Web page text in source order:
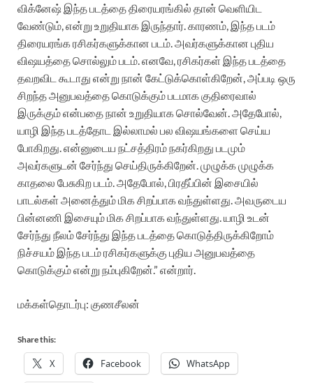
விக்னேஷ் இந்த படத்தை திரையரங்கில் தான் வெளியிட
வேண்டும், என்று உறுதியாக இருந்தார். காரணம், இந்த படம்
திரையரங்க ரசிகர்களுக்கான படம். அவர்களுக்கான புதிய
விஷயத்தை சொல்லும் படம். எனவே, ரசிகர்கள் இந்த படத்தை
தவறவிட கூடாது என்று நான் கேட்டுக்கொள்கிறேன், அப்படி ஒரு
சிறந்த அனுபவத்தை கொடுக்கும் படமாக குதிரைவால்
இருக்கும் என்பதை நான் உறுதியாக சொல்வேன். அதேபோல்,
யாழி இந்த படத்தோட இல்லாமல் பல விஷயங்களை செய்ய
போகிறது. என்னுடைய நட்சத்திரம் நகர்கிறது படமும்
அவர்களுடன் சேர்ந்து செய்திருக்கிறேன். முழுக்க முழுக்க
காதலை பேசுகிற படம். அதேபோல், பிரதீப்பின் இசையில்
பாடல்கள் அனைத்தும் மிக சிறப்பாக வந்துள்ளது. அவருடைய
பின்னணி இசையும் மிக சிறப்பாக வந்துள்ளது. யாழி உடன்
சேர்ந்து நீலம் சேர்ந்து இந்த படத்தை கொடுத்திருக்கிறோம்
நிச்சயம் இந்த படம் ரசிகர்களுக்கு புதிய அனுபவத்தை
கொடுக்கும் என்று நம்புகிறேன்.” என்றார்.
மக்கள்தொடர்பு: குணசீலன்
Share this:
X Facebook WhatsApp